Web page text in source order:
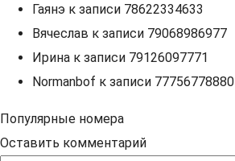
Гаянэ к записи 78622334633
Вячеслав к записи 79068986977
Ирина к записи 79126097771
Normanbof к записи 77756778880
Популярные номера
Оставить комментарий